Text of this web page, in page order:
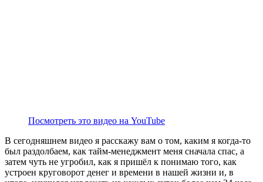
Посмотреть это видео на YouTube
В сегодняшнем видео я расскажу вам о том, каким я когда-то
был раздолбаем, как тайм-менеджмент меня сначала спас, а
затем чуть не угробил, как я пришёл к понимаю того, как
устроен круговорот денег и времени в нашей жизни и, в